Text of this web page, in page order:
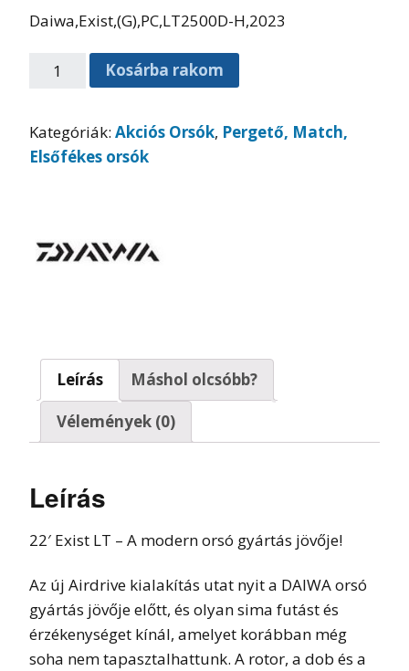
Daiwa,Exist,(G),PC,LT2500D-H,2023
Kosárba rakom
Kategóriák: Akciós Orsók, Pergető, Match,
Elsőfékes orsók
Leírás
Máshol olcsóbb?
Vélemények (0)
Leírás
22′ Exist LT – A modern orsó gyártás jövője!
Az új Airdrive kialakítás utat nyit a DAIWA orsó
gyártás jövője előtt, és olyan sima futást és
érzékenységet kínál, amelyet korábban még
soha nem tapasztalhattunk. A rotor, a dob és a